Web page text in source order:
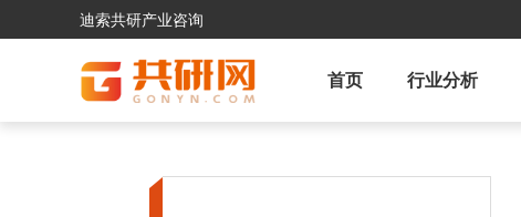
迪索共研产业咨询
首页 行业分析